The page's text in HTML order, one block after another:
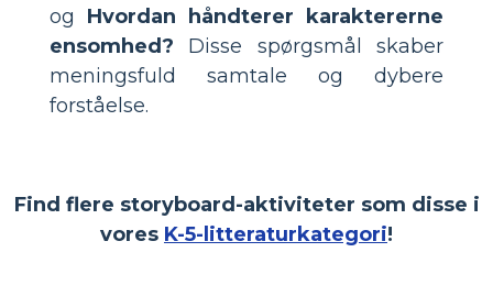
og Hvordan håndterer karaktererne
ensomhed? Disse spørgsmål skaber
meningsfuld samtale og dybere
forståelse.
Find flere storyboard-aktiviteter som disse i
vores K-5-litteraturkategori!